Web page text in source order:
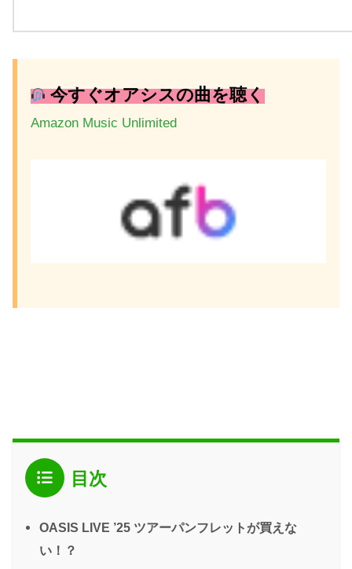
今すぐオアシスの曲を聴く
Amazon Music Unlimited
目次
OASIS LIVE ’25 ツアーパンフレットが買えな
い！？